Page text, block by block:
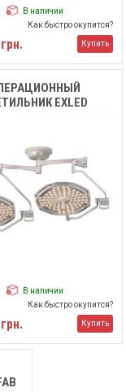
В наличии
Как быстро окупится?
Купить
EXLED
В наличии
Как быстро окупится?
Купить